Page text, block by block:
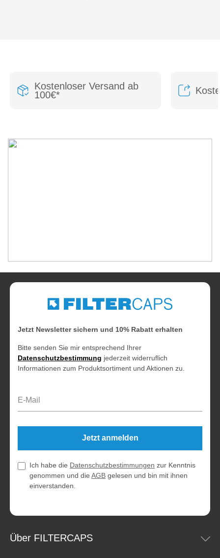
Kostenloser Versand ab
100€*
Jetzt Newsletter sichern und 10% Rabatt erhalten
Bitte senden Sie mir entsprechend Ihrer
Datenschutzbestimmung jederzeit widerruflich
Informationen zum Produktsortiment und Aktionen zu.
Jetzt anmelden
Ich habe die Datenschutzbestimmungen zur Kenntnis
genommen und die AGB gelesen und bin mit ihnen
einverstanden.
Über FILTERCAPS